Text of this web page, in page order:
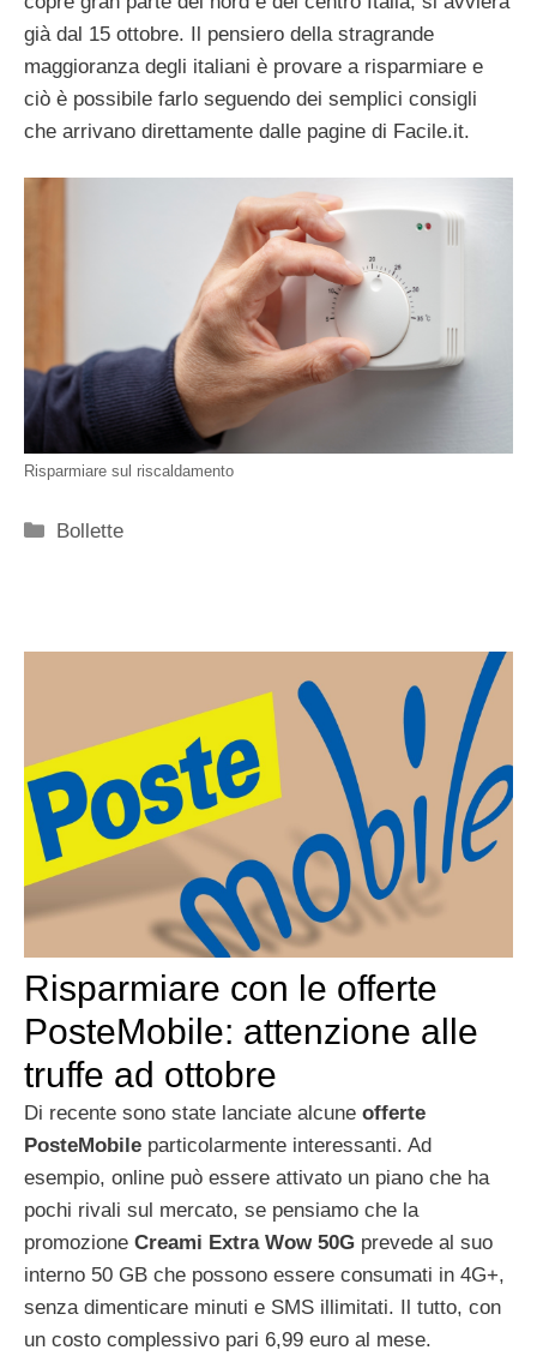
già dal 15 ottobre. Il pensiero della stragrande
maggioranza degli italiani è provare a risparmiare e
ciò è possibile farlo seguendo dei semplici consigli
che arrivano direttamente dalle pagine di Facile.it.
Risparmiare sul riscaldamento
Categorie
Bollette
Risparmiare con le offerte
PosteMobile: attenzione alle
truffe ad ottobre
Di recente sono state lanciate alcune offerte
PosteMobile particolarmente interessanti. Ad
esempio, online può essere attivato un piano che ha
pochi rivali sul mercato, se pensiamo che la
promozione Creami Extra Wow 50G prevede al suo
interno 50 GB che possono essere consumati in 4G+,
senza dimenticare minuti e SMS illimitati. Il tutto, con
un costo complessivo pari 6,99 euro al mese.